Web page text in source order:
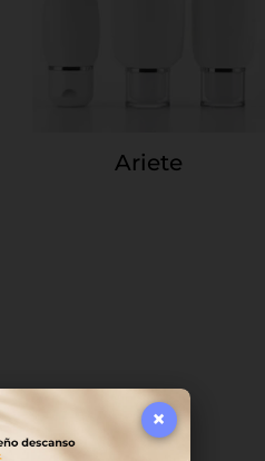
Ariete
×